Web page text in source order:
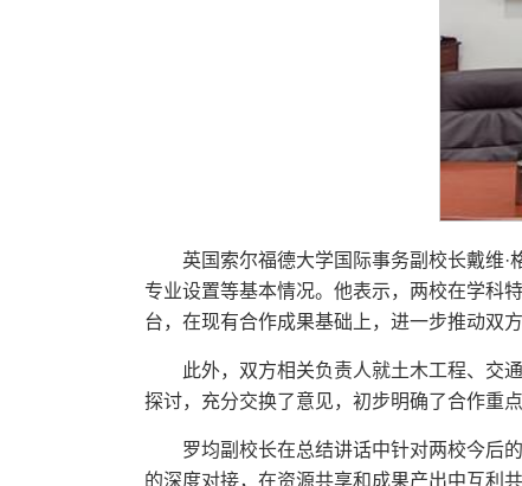
英国索尔福德大学国际事务副校长戴维
专业设置等基本情况。他表示，两校在学科
台，在现有合作成果基础上，进一步推动双
此外，双方相关负责人就土木工程、交
探讨，充分交换了意见，初步明确了合作重
罗均副校长在总结讲话中针对两校今后
的深度对接，在资源共享和成果产出中互利